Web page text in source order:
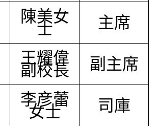
陳美女
士 主席
王耀偉
副校長 副主席
李彦蕾
女士 司庫